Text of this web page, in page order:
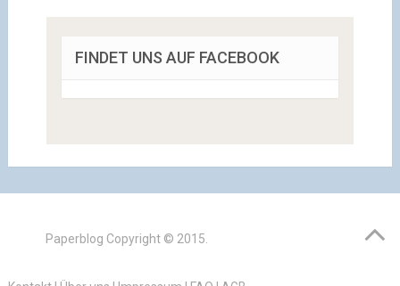
FINDET UNS AUF FACEBOOK
Paperblog Copyright © 2015.